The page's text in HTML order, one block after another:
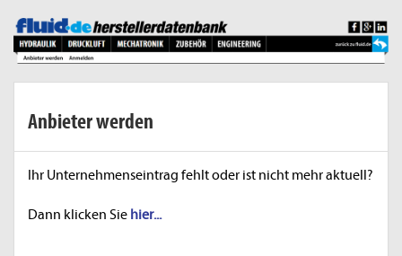
Anbieter werden
Ihr Unternehmenseintrag fehlt oder ist nicht mehr aktuell?
Dann klicken Sie hier...